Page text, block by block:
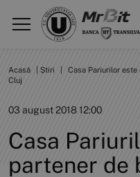
Acasă Știri
Casa Pariurilor
Cluj
03 august 2018 12:00
Casa
partener de